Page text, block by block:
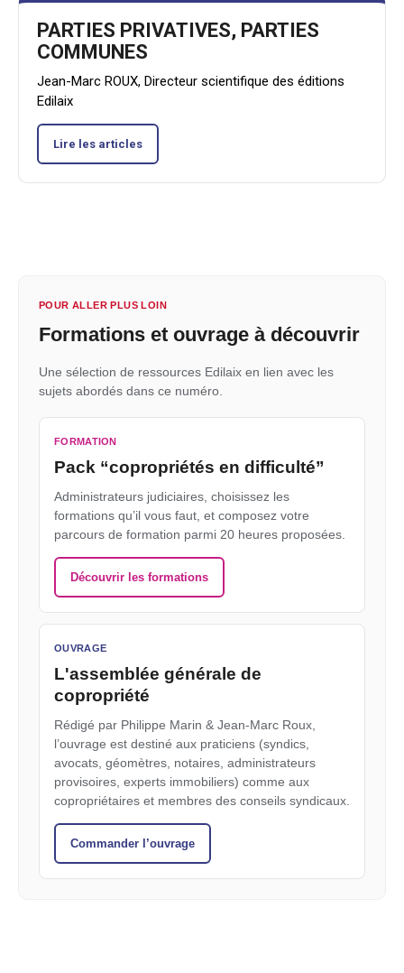
PARTIES PRIVATIVES, PARTIES
COMMUNES
Jean-Marc ROUX, Directeur scientifique des éditions
Edilaix
Lire les articles
POUR ALLER PLUS LOIN
Formations et ouvrage à découvrir
Une sélection de ressources Edilaix en lien avec les
sujets abordés dans ce numéro.
FORMATION
Pack “copropriétés en difficulté”
Administrateurs judiciaires, choisissez les
formations qu’il vous faut, et composez votre
parcours de formation parmi 20 heures proposées.
Découvrir les formations
OUVRAGE
L'assemblée générale de
copropriété
Rédigé par Philippe Marin & Jean-Marc Roux,
l’ouvrage est destiné aux praticiens (syndics,
avocats, géomètres, notaires, administrateurs
provisoires, experts immobiliers) comme aux
copropriétaires et membres des conseils syndicaux.
Commander l’ouvrage